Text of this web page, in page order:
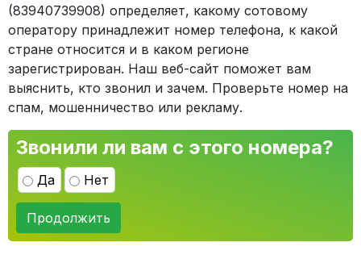
(83940739908) определяет, какому сотовому
оператору принадлежит номер телефона, к какой
стране относится и в каком регионе
зарегистрирован. Наш веб-сайт поможет вам
выяснить, кто звонил и зачем. Проверьте номер на
спам, мошенничество или рекламу.
Звонили ли вам с этого номера?
Да Нет
Продолжить